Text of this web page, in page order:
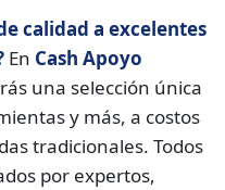
calidad a excelentes
En Cash Apoyo
una selección única
y más, a costos
tradicionales. Todos
por expertos,